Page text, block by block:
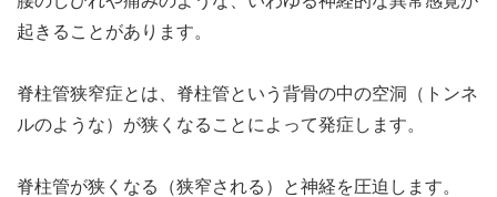
起きることがあります。
脊柱管狭窄症とは、脊柱管という背骨の中の空洞（トンネ
ルのような）が狭くなることによって発症します。
脊柱管が狭くなる（狭窄される）と神経を圧迫します。